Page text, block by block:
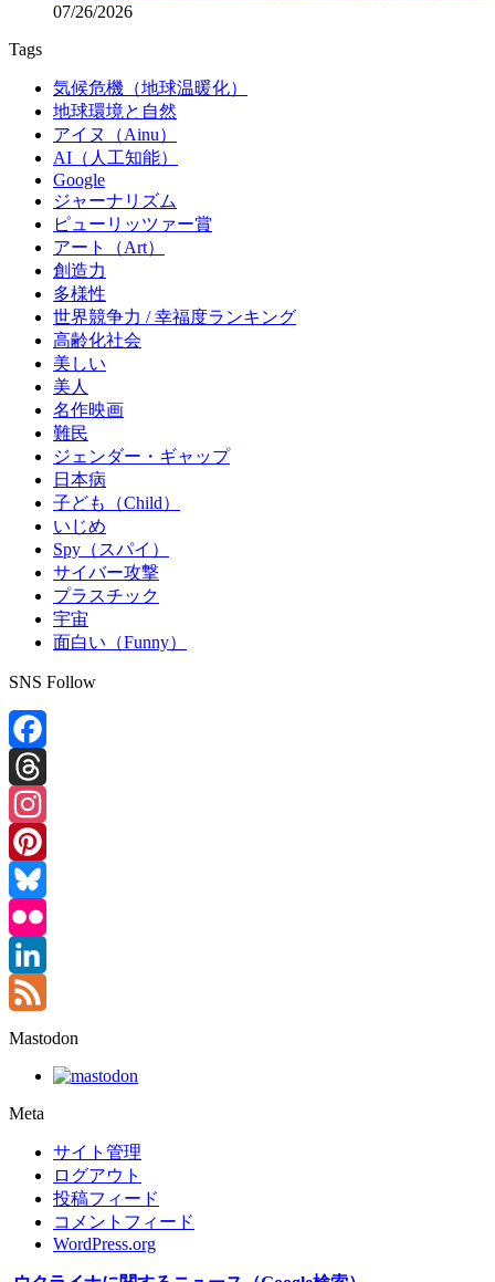
07/26/2026
Tags
気候危機（地球温暖化）
地球環境と自然
アイヌ（Ainu）
AI（人工知能）
Google
ジャーナリズム
ピューリッツァー賞
アート（Art）
創造力
多様性
世界競争力 / 幸福度ランキング
高齢化社会
美しい
美人
名作映画
難民
ジェンダー・ギャップ
日本病
子ども（Child）
いじめ
Spy（スパイ）
サイバー攻撃
プラスチック
宇宙
面白い（Funny）
SNS Follow
Facebook
Threads
Instagram
Pinterest
Bluesky
Flickr
LinkedIn
Feed
Mastodon
Meta
サイト管理
ログアウト
投稿フィード
コメントフィード
WordPress.org